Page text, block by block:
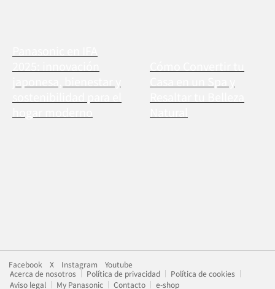
Facebook X Instagram
Youtube
Acerca de nosotros
Política de privacidad
Política de cookies
Aviso legal
My Panasonic Contacto e-shop